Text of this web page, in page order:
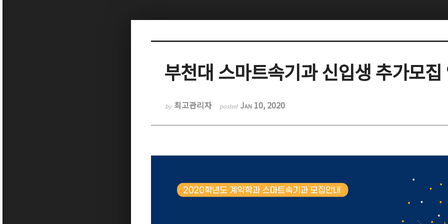
부천대 스마트속기과 신입생 추가모집
by 최고관리자 posted Jan 10, 2020
Sketchbook5, 스케치북5